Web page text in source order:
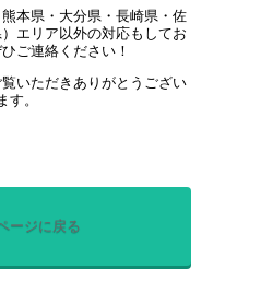
本県・大分県・長崎県・佐
エリア以外の対応もしてお
ご連絡ください！
いただきありがとうござい
ます。
ージに戻る